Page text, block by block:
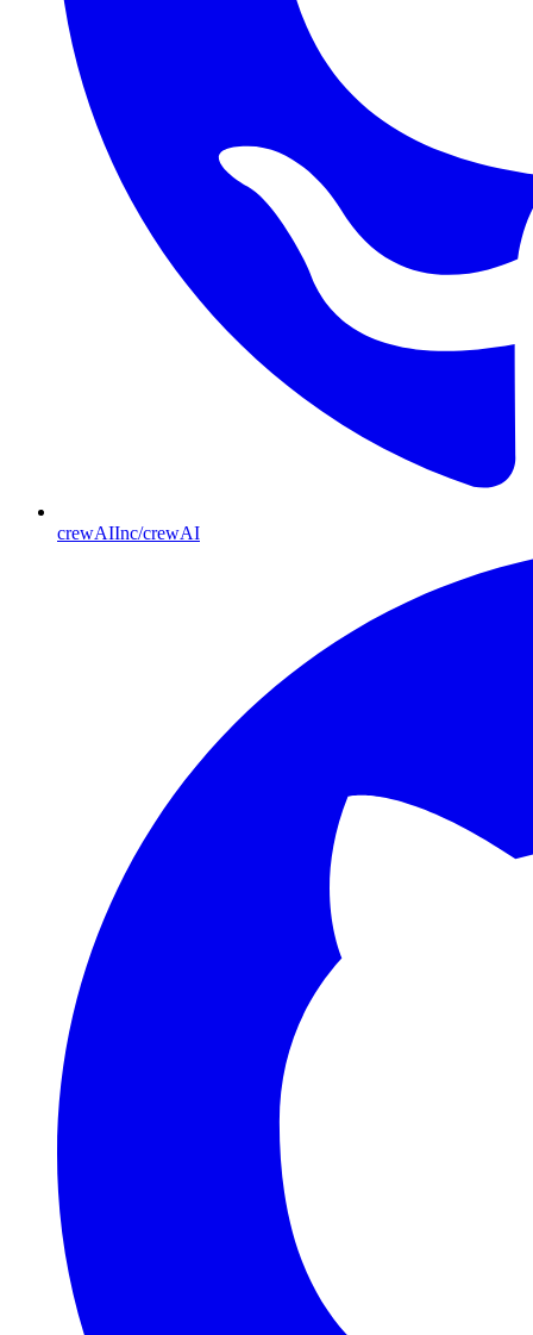
crewAIInc/crewAI